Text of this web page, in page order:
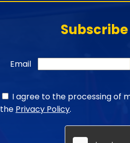
Email
I agree to the processing of
the Privacy Policy.